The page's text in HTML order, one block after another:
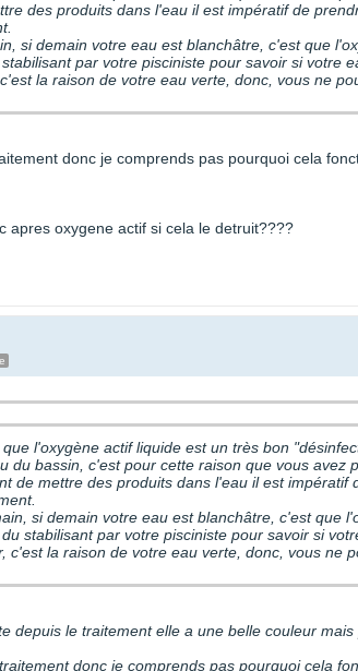
des produits dans l'eau il est impératif de
c'est que l'oxygène à détruit les algues, il
par votre pisciniste pour savoir si votre
la raison de votre eau verte, donc, vous ne
donc je comprends pas pourquoi cela
apres oxygene actif si cela le detruit????
l'oxygène actif liquide est un très bon
de mettre des produits dans l'eau il est impératif
c'est que l'oxygène à détruit les algues,
stabilisant par votre pisciniste pour savoir si
c'est la raison de votre eau verte, donc, vous ne
depuis le traitement elle a une belle couleur
donc je comprends pas pourquoi cela